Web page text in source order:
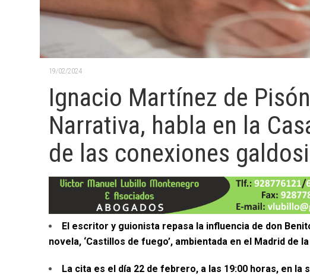
19/02/2024
Ignacio Martínez de
Narrativa, habla en la
de las conexiones
El escritor y guionista repasa la influencia de don
novela, ‘Castillos de fuego’, ambientada en el Madrid de
La cita es el día 22 de febrero, a las 19:00 horas, en